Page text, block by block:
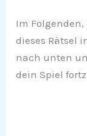
Im
dieses Rätsel
nach unten
dein Spiel